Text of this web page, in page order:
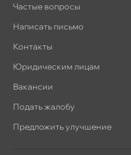
Частые вопросы
Написать письмо
Контакты
Юридическим лицам
акансии
Подать жалобу
Предложить улучшение